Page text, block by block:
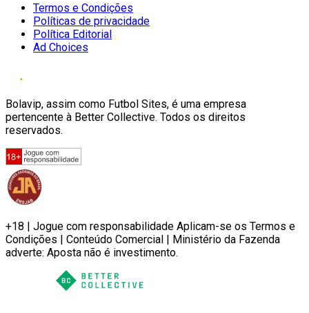
Termos e Condições
Políticas de privacidade
Política Editorial
Ad Choices
Bolavip, assim como Futbol Sites, é uma empresa
pertencente à Better Collective. Todos os direitos
reservados.
+18 | Jogue com responsabilidade Aplicam-se os Termos e
Condições | Conteúdo Comercial | Ministério da Fazenda
adverte: Aposta não é investimento.